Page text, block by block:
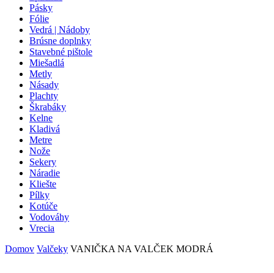
Pásky
Fólie
Vedrá | Nádoby
Brúsne doplnky
Stavebné pištole
Miešadlá
Metly
Násady
Plachty
Škrabáky
Kelne
Kladivá
Metre
Nože
Sekery
Náradie
Kliešte
Pílky
Kotúče
Vodováhy
Vrecia
Domov Valčeky VANIČKA NA VALČEK MODRÁ